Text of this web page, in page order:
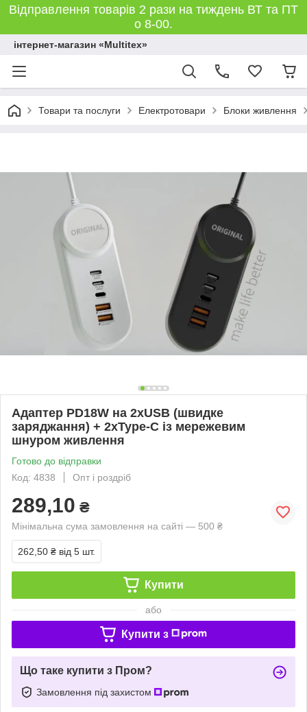
Відправлення товарів 2 рази на тиждень ВТ та ПТ
о 8-00.
інтернет-магазин «Multitex»
Товари та послуги Електротовари Блоки живлення
Адаптер PD18W на 2xUSB (швидке
заряджання) + 2хType-C із мережевим
шнуром живлення
Готово до відправки
Код: 4838
Опт і роздріб
289,10 ₴
Мінімальна сума замовлення на сайті — 500 ₴
262,50 ₴ від 5 шт.
Купити
або
Купити з
Що таке купити з Пром?
Замовлення під захистом